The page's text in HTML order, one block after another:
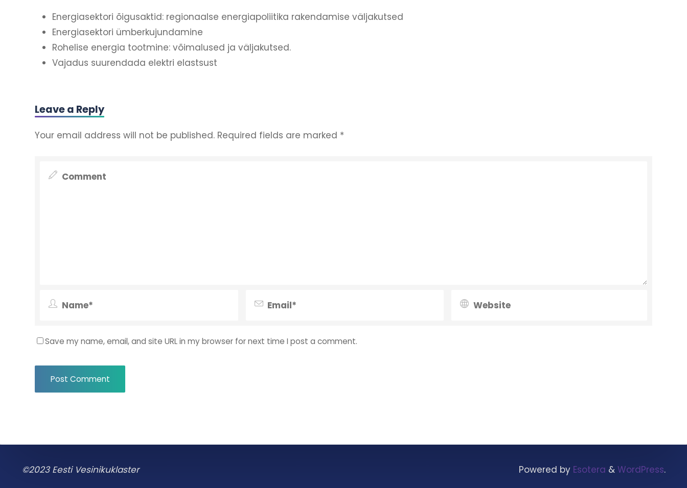
Energiasektori õigusaktid: regionaalse energiapoliitika rakendamise väljakutsed
Energiasektori ümberkujundamine
Rohelise energia tootmine: võimalused ja väljakutsed.
Vajadus suurendada elektri elastsust
Leave a Reply
Your email address will not be published. Required fields are marked *
Save my name, email, and site URL in my browser for next time I post a comment.
Powered byEsotera & WordPress.
©2023 Eesti Vesinikuklaster